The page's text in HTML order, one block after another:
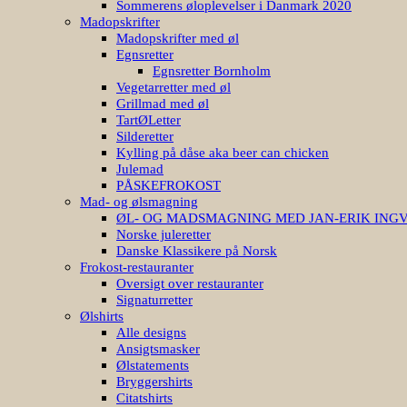
Sommerens øloplevelser i Danmark 2020
Madopskrifter
Madopskrifter med øl
Egnsretter
Egnsretter Bornholm
Vegetarretter med øl
Grillmad med øl
TartØLetter
Silderetter
Kylling på dåse aka beer can chicken
Julemad
PÅSKEFROKOST
Mad- og ølsmagning
ØL- OG MADSMAGNING MED JAN-ERIK
Norske juleretter
Danske Klassikere på Norsk
Frokost-restauranter
Oversigt over restauranter
Signaturretter
Ølshirts
Alle designs
Ansigtsmasker
Ølstatements
Bryggershirts
Citatshirts